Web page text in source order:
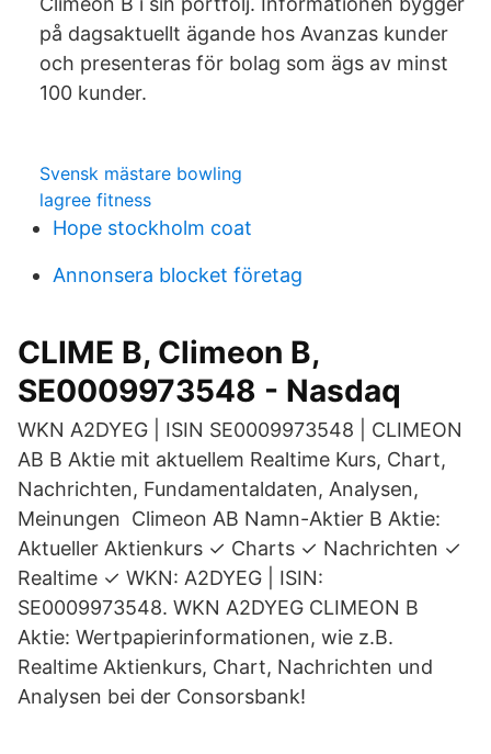
på dagsaktuellt ägande hos Avanzas kunder
och presenteras för bolag som ägs av minst
100 kunder.
Svensk mästare bowling
lagree fitness
Hope stockholm coat
Annonsera blocket företag
CLIME B, Climeon B,
SE0009973548 - Nasdaq
WKN A2DYEG | ISIN SE0009973548 | CLIMEON
AB B Aktie mit aktuellem Realtime Kurs, Chart,
Nachrichten, Fundamentaldaten, Analysen,
Meinungen Climeon AB Namn-Aktier B Aktie:
Aktueller Aktienkurs ✓ Charts ✓ Nachrichten ✓
Realtime ✓ WKN: A2DYEG | ISIN:
SE0009973548. WKN A2DYEG CLIMEON B
Aktie: Wertpapierinformationen, wie z.B.
Realtime Aktienkurs, Chart, Nachrichten und
Analysen bei der Consorsbank!